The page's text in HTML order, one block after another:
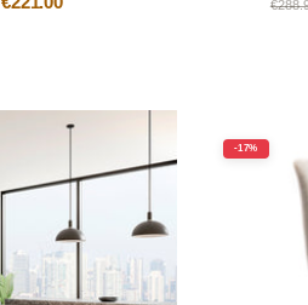
-17%